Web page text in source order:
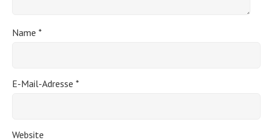
Name *
E-Mail-Adresse *
Website